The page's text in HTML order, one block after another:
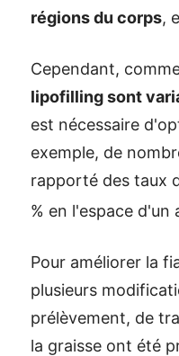
régions du corps,
Cependant,
lipofilling sont
est nécessaire
exemple, de
rapporté des taux
% en l'espace d'un
Pour améliorer la
plusieurs
prélèvement, de
la graisse ont été